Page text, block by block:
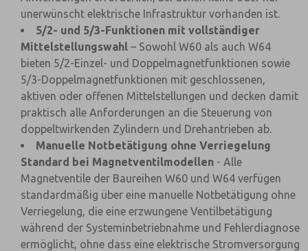
unerwünscht elektrische Infrastruktur vorhanden ist.
5/2- und 5/3-Funktionen mit vollständiger
Mittelstellungswahl – Sowohl W60 als auch W64
bieten 5/2-Einzel- und Doppelmagnetfunktionen sowie
5/3-Doppelmagnetfunktionen mit geschlossenen,
aktiven oder offenen Mittelstellungen und decken damit
praktisch alle Anforderungen an die Steuerung von
doppeltwirkenden Zylindern und Drehantrieben ab.
Manuelle Notbetätigung ohne Verriegelung
Standard bei Magnetventilmodellen - Alle
Magnetventile der Baureihen W60 und W64 verfügen
standardmäßig über eine manuelle Notbetätigung ohne
Verriegelung, die eine erzwungene Ventilbetätigung
während der Systeminbetriebnahme und Fehlerdiagnose
ermöglicht, ohne dass eine elektrische Stromversorgung